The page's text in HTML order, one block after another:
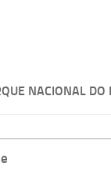
NACIONAL DO